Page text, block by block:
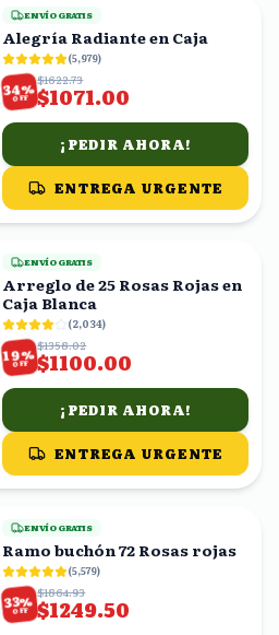
ENVÍO GRATIS
Alegría Radiante en Caja
(5,979)
34%
OFF
$1622.73
$1071.00
¡PEDIR AHORA!
ENTREGA URGENTE
ENVÍO GRATIS
Arreglo de 25 Rosas Rojas en
Caja Blanca
(2,034)
19%
OFF
$1358.02
$1100.00
¡PEDIR AHORA!
ENTREGA URGENTE
ENVÍO GRATIS
Ramo buchón 72 Rosas rojas
(5,579)
33%
OFF
$1864.93
$1249.50